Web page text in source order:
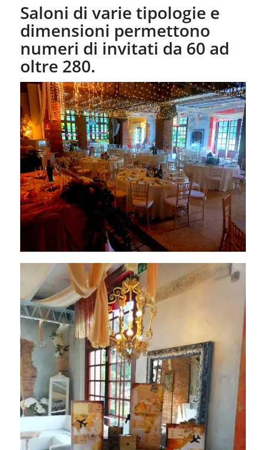
Saloni di varie tipologie e
dimensioni permettono
numeri di invitati da 60 ad
oltre 280.